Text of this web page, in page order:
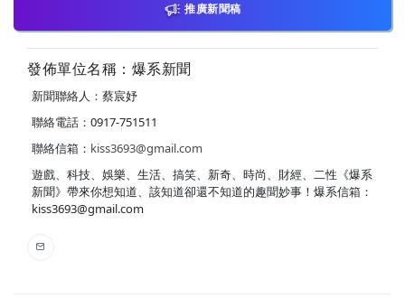
推廣新聞稿
發佈單位名稱：爆系新聞
新聞聯絡人：蔡宸妤
聯絡電話：0917-751511
聯絡信箱： kiss3693@gmail.com
遊戲、科技、娛樂、生活、搞笑、新奇、時尚、財經、二性《爆系
新聞》帶來你想知道、該知道卻還不知道的趣聞妙事！爆系信箱：
kiss3693@gmail.com